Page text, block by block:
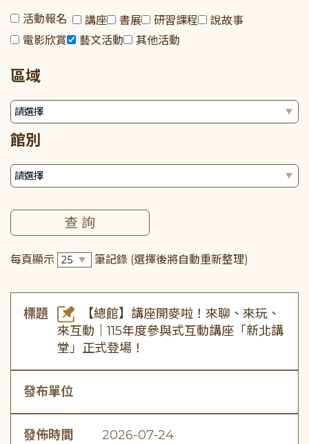
活動報名 講座 書展 研習課程
說故事
電影欣賞
藝文活動 其他活動
區域
館別
每頁顯示 筆記錄 (選擇後將自動重新整理)
標題
【總館】講座開麥啦！來聊、來玩、
來互動｜115年度參與式互動講座「新北講
堂」正式登場！
發布單位
發佈時間 2026-07-24